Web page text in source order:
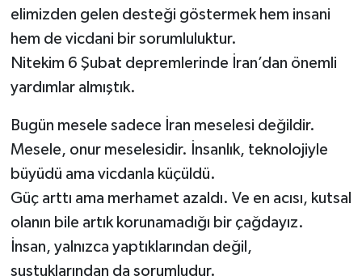
elimizden gelen desteği göstermek hem insani
hem de vicdani bir sorumluluktur.
Nitekim 6 Şubat depremlerinde İran’dan önemli
yardımlar almıştık.
Bugün mesele sadece İran meselesi değildir.
Mesele, onur meselesidir. İnsanlık, teknolojiyle
büyüdü ama vicdanla küçüldü.
Güç arttı ama merhamet azaldı. Ve en acısı, kutsal
olanın bile artık korunamadığı bir çağdayız.
İnsan, yalnızca yaptıklarından değil,
sustuklarından da sorumludur.